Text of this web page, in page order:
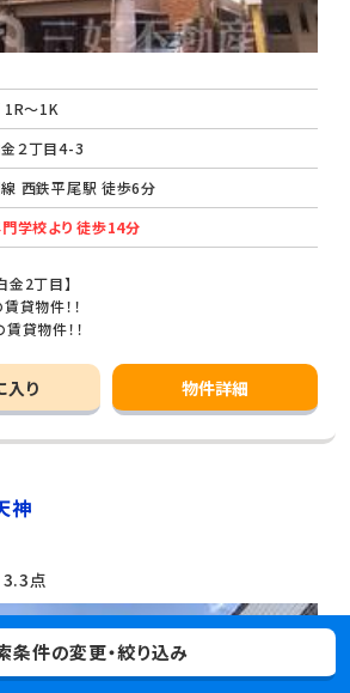
～1K
２丁目4-3
西鉄平尾駅 徒歩6分
学校より 徒歩14分
金2丁目】
貸物件！！
貸物件！！
入り 物件詳細
神
3.3点
条件の変更・絞り込み